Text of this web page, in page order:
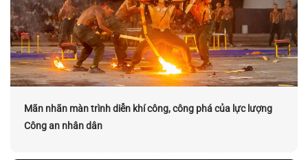
Mãn nhãn màn trình diễn khí công, công phá của lực lượng
Công an nhân dân